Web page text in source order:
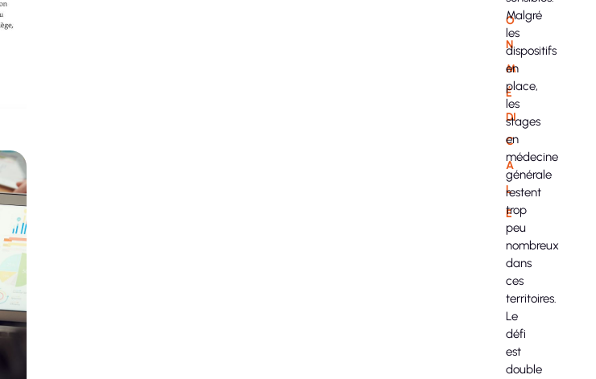
O
N
M
É
DI
C
A
L
E
Malgré
les
dispositifs
en
place,
les
stages
en
médecine
générale
restent
trop
peu
nombreux
dans
ces
territoires.
Le
défi
est
double